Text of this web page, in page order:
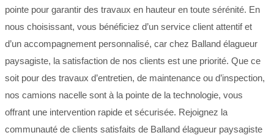
pointe pour garantir des travaux en hauteur en toute sérénité. En
nous choisissant, vous bénéficiez d’un service client attentif et
d’un accompagnement personnalisé, car chez Balland élagueur
paysagiste, la satisfaction de nos clients est une priorité. Que ce
soit pour des travaux d’entretien, de maintenance ou d’inspection,
nos camions nacelle sont à la pointe de la technologie, vous
offrant une intervention rapide et sécurisée. Rejoignez la
communauté de clients satisfaits de Balland élagueur paysagiste